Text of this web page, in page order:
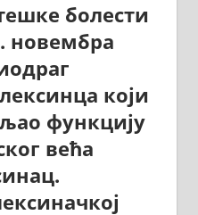
болести
новембра
који
функцију
већа